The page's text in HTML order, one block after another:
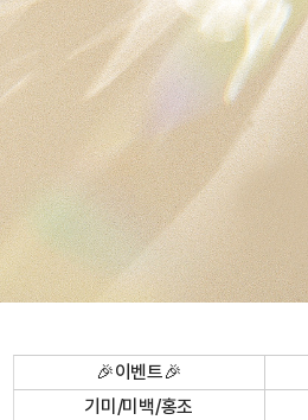
🎉이벤트🎉
기미/미백/홍조